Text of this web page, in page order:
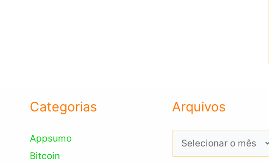
Categorias
Appsumo
Bitcoin
Arquivos
Arquivos